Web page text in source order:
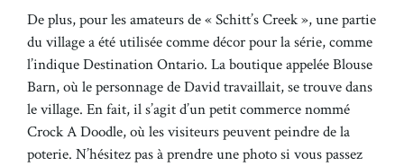
De plus, pour les amateurs de « Schitt’s Creek », une partie
du village a été utilisée comme décor pour la série, comme
l’indique Destination Ontario. La boutique appelée Blouse
Barn, où le personnage de David travaillait, se trouve dans
le village. En fait, il s’agit d’un petit commerce nommé
Crock A Doodle, où les visiteurs peuvent peindre de la
poterie. N’hésitez pas à prendre une photo si vous passez